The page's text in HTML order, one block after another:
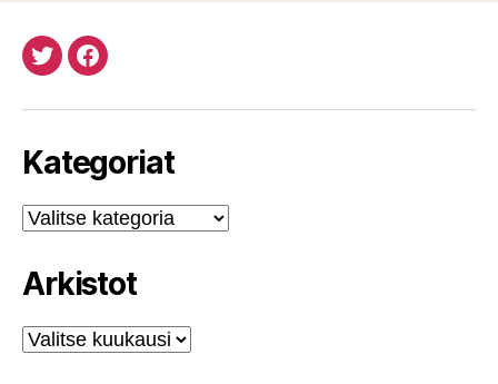
TwitteristäFacebookista
Kategoriat
Kategoriat
Arkistot
Arkistot